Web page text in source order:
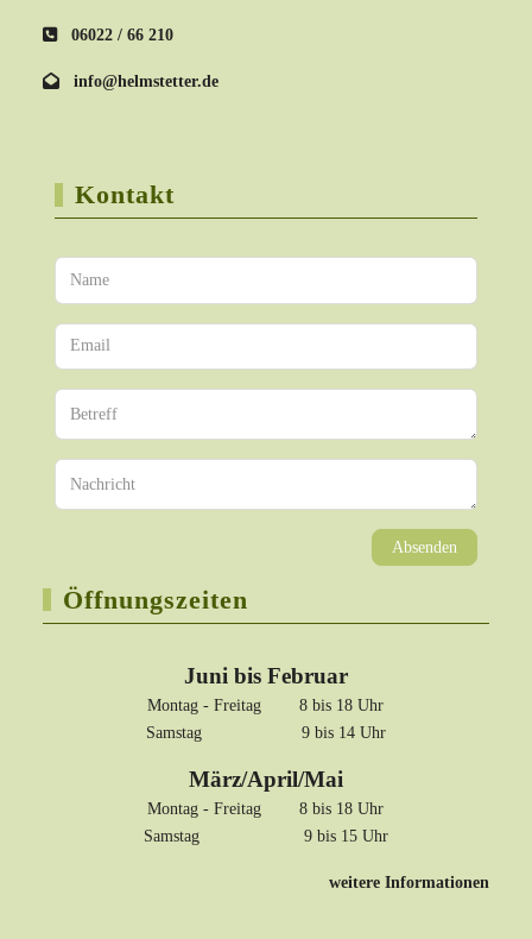
06022 / 66 210
info@helmstetter.de
Kontakt
Absenden
Öffnungszeiten
Juni bis Februar
Montag - Freitag 8 bis 18 Uhr
Samstag 9 bis 14 Uhr
März/April/Mai
Montag - Freitag 8 bis 18 Uhr
Samstag 9 bis 15 Uhr
weitere Informationen